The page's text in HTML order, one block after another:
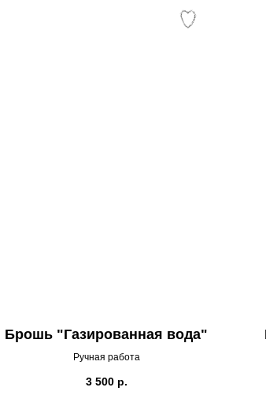
Брошь "Газированная вода"
Ручная работа
3 500 р.